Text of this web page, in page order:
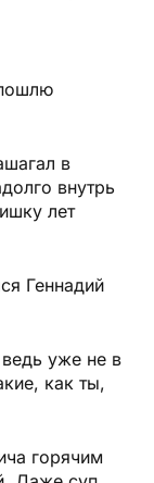
в
внутрь
лет
Геннадий
ведь уже не в
как ты,
горячим